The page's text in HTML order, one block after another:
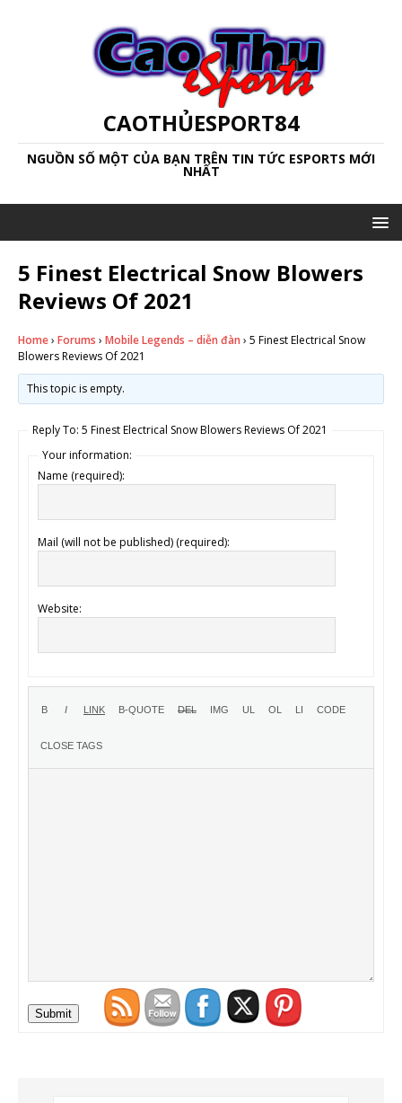
CAOTHỦESPORT84
NGUỒN SỐ MỘT CỦA BẠN TRÊN TIN TỨC ESPORTS MỚI
NHẤT
5 Finest Electrical Snow Blowers
Reviews Of 2021
Home› Forums › Mobile Legends – diễn đàn › 5 Finest Electrical Snow
Blowers Reviews Of 2021
This topic is empty.
Reply To: 5 Finest Electrical Snow Blowers Reviews Of 2021
Your information:
Name (required):
Mail (will not be published) (required):
Website:
Submit